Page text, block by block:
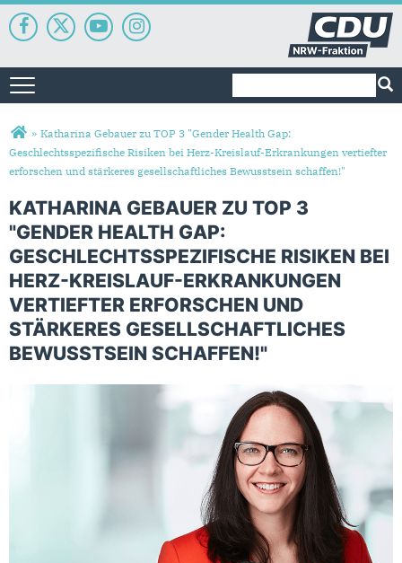
Toggle navigation
Sie sind hier
» Katharina Gebauer zu TOP 3 "Gender Health Gap:
Geschlechtsspezifische Risiken bei Herz-Kreislauf-Erkrankungen vertiefter
erforschen und stärkeres gesellschaftliches Bewusstsein schaffen!"
KATHARINA GEBAUER ZU TOP 3
"GENDER HEALTH GAP:
GESCHLECHTSSPEZIFISCHE RISIKEN BEI
HERZ-KREISLAUF-ERKRANKUNGEN
VERTIEFTER ERFORSCHEN UND
STÄRKERES GESELLSCHAFTLICHES
BEWUSSTSEIN SCHAFFEN!"